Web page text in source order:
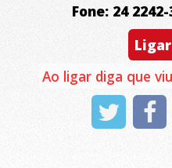
Fone: 24 2242-
Ao ligar diga que